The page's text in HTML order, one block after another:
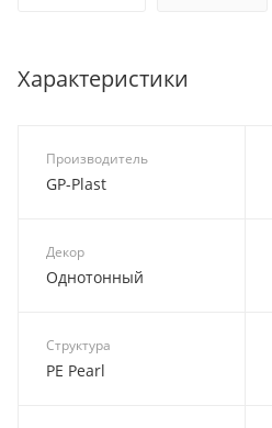
Характеристики
Производитель
GP-Plast
Декор
Однотонный
Структура
PE Pearl